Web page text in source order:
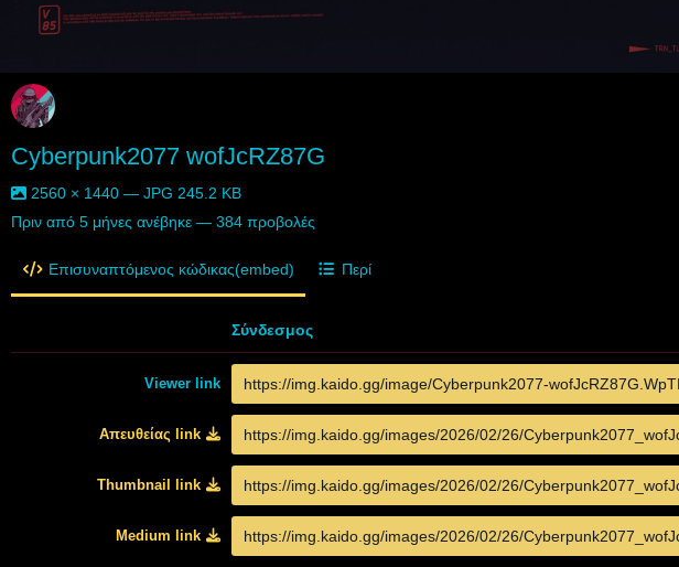
Cyberpunk2077 wofJcRZ87G
2560 × 1440 — JPG 245.2 KB
Πριν από 5 μήνες ανέβηκε — 384 προβολές
Επισυναπτόμενος κώδικας(embed) Περί
Σύνδεσμος
Viewer link
Απευθείας link
Thumbnail link
Medium link